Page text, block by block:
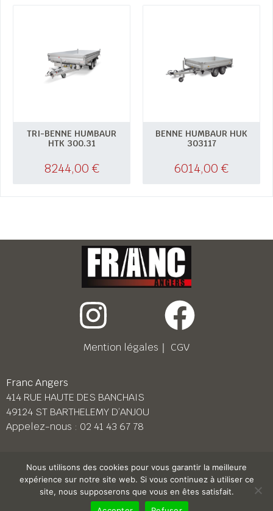
TRI-BENNE HUMBAUR
HTK 300.31
8244,00 €
BENNE HUMBAUR HUK
303117
6014,00 €
Mention légales ｜ CGV
Franc Angers
414 RUE HAUTE DES BANCHAIS
49124 ST BARTHELEMY D’ANJOU
Appelez-nous : 02 41 43 67 78
Franc Le Mans
158 BD PIERRE LEFAUCHEUX
72230 ARNAGE
02 43 87 38 08
Nous utilisons des cookies pour vous garantir la meilleure
expérience sur notre site web. Si vous continuez à utiliser ce
site, nous supposerons que vous en êtes satisfait.